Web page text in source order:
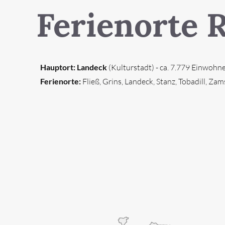
INFORMATION
Highlights
Ferienorte
Hauptort: Landeck (Kulturstadt) - ca. 7.779
Ferienorte: Fließ, Grins, Landeck, Stanz, Tobadill,